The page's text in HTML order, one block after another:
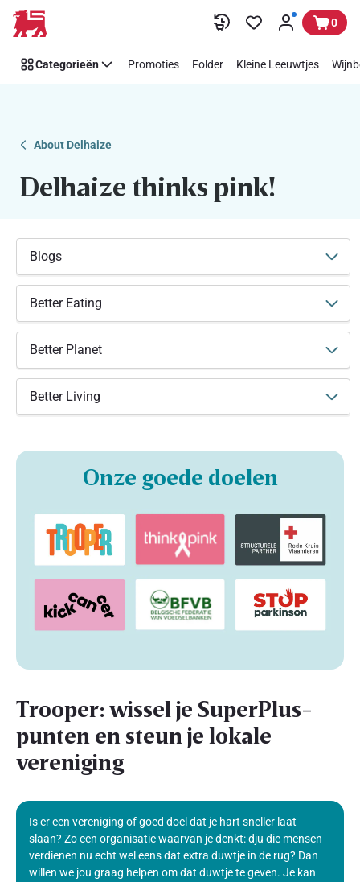
Overslaan
Makkelijk
Think
steunen
0
Categorieën Promoties Folder Kleine Leeuwtjes
About Delhaize
Delhaize thinks pink!
Blogs
Better Eating
Better Planet
Better Living
Onze goede doelen
Trooper: wissel je SuperPlus-
punten en steun je lokale
vereniging
Is er een vereniging of goed doel dat je hart sneller laat
slaan? Zo een organisatie waarvan je denkt: dju die mensen
verdienen nu echt wel eens dat extra duwtje in de rug? Dan
willen we jou graag helpen om dat duwtje te geven. Je kan